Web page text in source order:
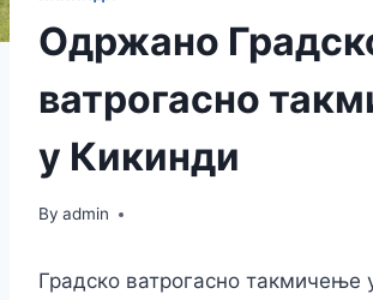
Одржано
ватрогасно
у Кикинди
By admin
Градско ватрогасно такмичење